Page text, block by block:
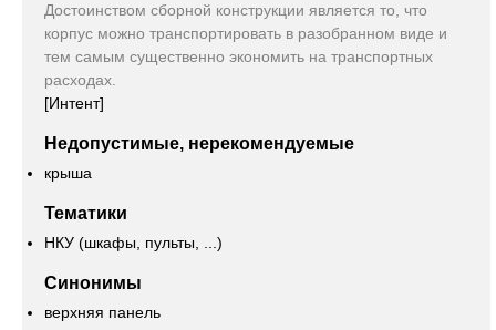
Достоинством сборной конструкции является то, что
корпус можно транспортировать в разобранном виде и
тем самым существенно экономить на транспортных
расходах.
[Интент]
Недопустимые, нерекомендуемые
крыша
Тематики
НКУ (шкафы, пульты, ...)
Синонимы
верхняя панель